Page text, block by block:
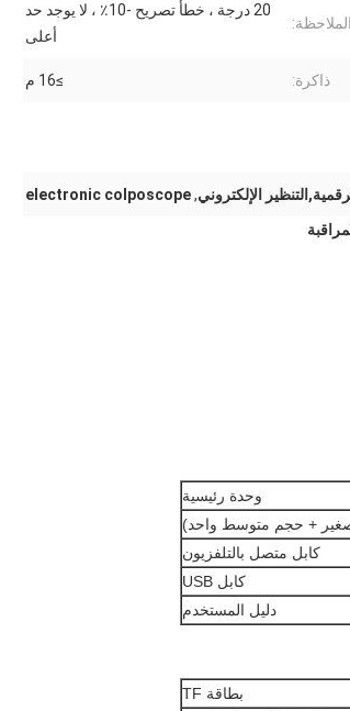
20 درجة ، خطأ تصريح -10٪ ، لا يوجد حد
أعلى
ذاكرة: ≥16 م
الإلكتروني,
electronic colposcope
وحدة رئيسية
+ حجم متوسط ​​واحد)
كابل متصل بالتلفزيون
كابل USB
دليل المستخدم
بطاقة TF